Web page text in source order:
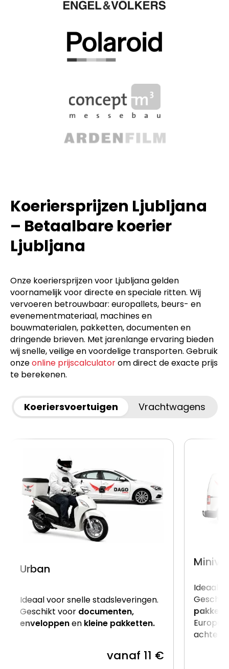
Koeriersprijzen Ljubljana
– Betaalbare koerier
Ljubljana
Onze koeriersprijzen voor Ljubljana gelden
voornamelijk voor directe en speciale ritten. Wij
vervoeren betrouwbaar: europallets, beurs- en
evenementmateriaal, machines en
bouwmaterialen, pakketten, documenten en
dringende brieven. Met jarenlange ervaring bieden
wij snelle, veilige en voordelige transporten. Gebruik
onzeonline prijscalculatorom direct de exacte prijs
te berekenen.
Koeriersvoertuigen Vrachtwagens
Urban
Ideaal voor snelle stadsleveringen.
Geschikt voor documenten,
enveloppenen kleine pakketten.
vanaf 11 €
Ideaal